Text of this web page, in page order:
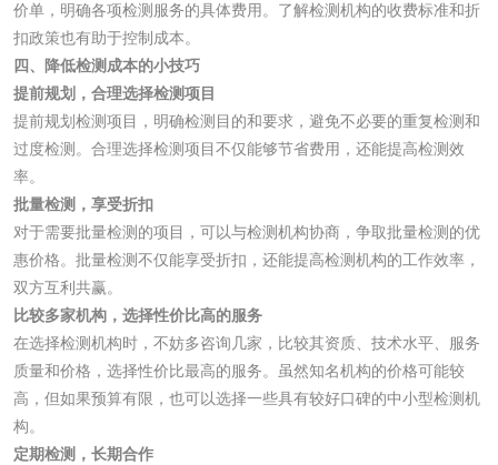
价单，明确各项检测服务的具体费用。了解检测机构的收费标准和折
扣政策也有助于控制成本。
四、降低检测成本的小技巧
提前规划，合理选择检测项目
提前规划检测项目，明确检测目的和要求，避免不必要的重复检测和
过度检测。合理选择检测项目不仅能够节省费用，还能提高检测效
率。
批量检测，享受折扣
对于需要批量检测的项目，可以与检测机构协商，争取批量检测的优
惠价格。批量检测不仅能享受折扣，还能提高检测机构的工作效率，
双方互利共赢。
比较多家机构，选择性价比高的服务
在选择检测机构时，不妨多咨询几家，比较其资质、技术水平、服务
质量和价格，选择性价比最高的服务。虽然知名机构的价格可能较
高，但如果预算有限，也可以选择一些具有较好口碑的中小型检测机
构。
定期检测，长期合作
涂改液/修正液检测
橡皮擦检测
人造草坪检测
卫生用品
一次性卫生用品毒
理检测
卫生用品阴道黏膜
刺激试验